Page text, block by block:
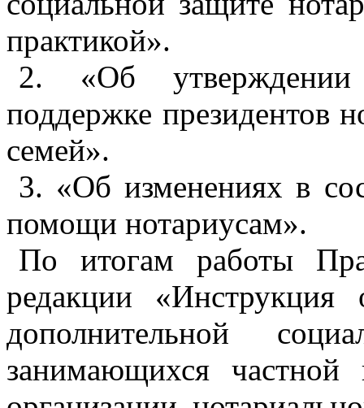
практикой».
2. «Об
поддержке президентов
семей».
3. «Об изменениях в
помощи нотариусам».
По итогам работы
редакции
дополнительной
занимающихся